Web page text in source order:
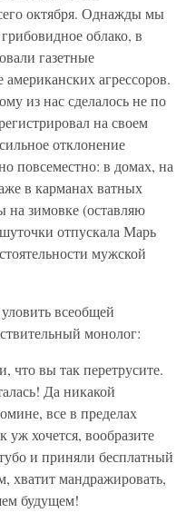
октября. Однажды мы
облако, в
газетные
агрессоров.
из нас сделалось не по
на своем
отклонение
повсеместно: в домах, на
в карманах ватных
зимовке (оставляю
отпускала Марь
мужской
всеобщей
монолог:
вы так перетрусите.
Да никакой
все в пределах
хочется, вообразите
и приняли бесплатный
хватит мандражировать,
будущем!